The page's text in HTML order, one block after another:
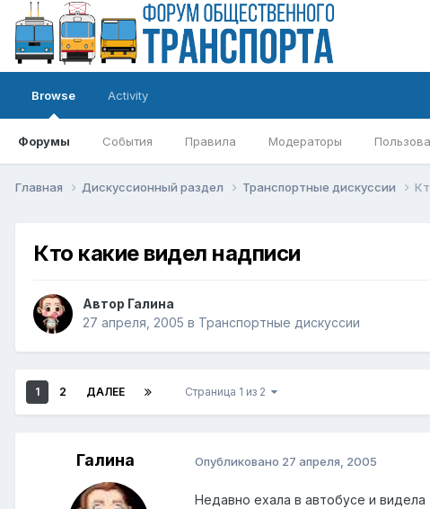
Browse
Форумы События Правила Модераторы
Activity
Главная Дискуссионный раздел Транспортные дискуссии
Кто какие видел надписи
Автор Галина
27 апреля, 2005 в Транспортные дискуссии
1 2 ДАЛЕЕ Страница 1 из 2
Галина Опубликовано 27 апреля, 2005
Недавно ехала в автобусе и видела